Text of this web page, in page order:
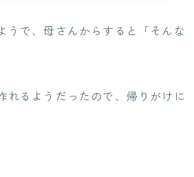
うで、母さんからすると「そんな
れるようだったので、帰りがけに